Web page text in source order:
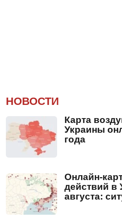
НОВОСТИ
Карта
Украины
года
Онлайн-
действий в
августа: